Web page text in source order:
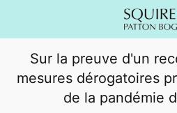
Sur la preuve d'un
mesures dérogatoires
de la pandémie